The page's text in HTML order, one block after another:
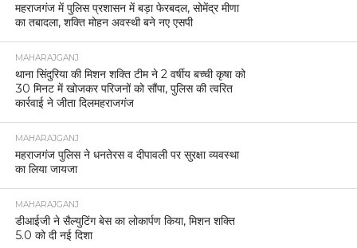
महराजगंज में पुलिस प्रशासन में बड़ा फेरबदल, सोमेंद्र मीणा
का तबादला, शक्ति मोहन अवस्थी बने नए एसपी
MAHARAJGANJ
थाना सिंदुरिया की मिशन शक्ति टीम ने 2 वर्षीय बच्ची कृषा को
30 मिनट में खोजकर परिजनों को सौंपा, पुलिस की त्वरित
कार्रवाई ने जीता दिलमहराजगंज
MAHARAJGANJ
महराजगंज पुलिस ने धनतेरस व दीपावली पर सुरक्षा व्यवस्था
का लिया जायजा
MAHARAJGANJ
डीआईजी ने सैल्युटिंग बेस का लोकार्पण किया, मिशन शक्ति
5.0 को दी नई दिशा